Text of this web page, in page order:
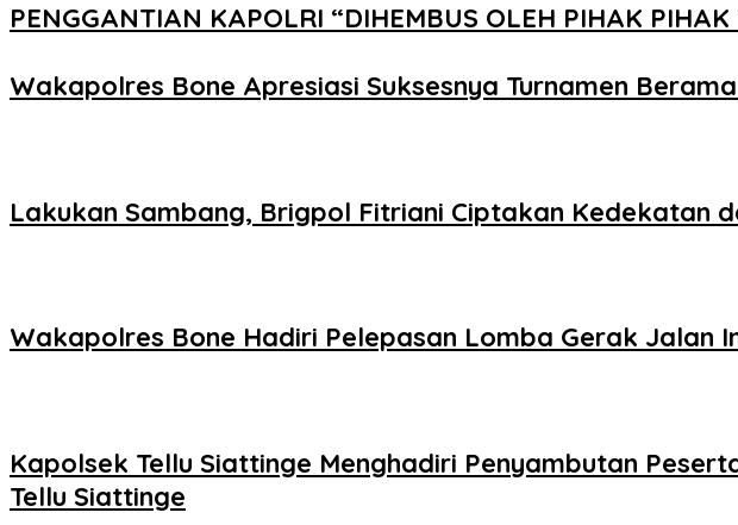
PENGGANTIAN KAPOLRI “DIHEMBUS OLEH PIHAK
Wakapolres Bone Apresiasi Suksesnya Turnamen
Lakukan Sambang, Brigpol Fitriani Ciptakan Kedekatan
Wakapolres Bone Hadiri Pelepasan Lomba Gerak Jalan
Kapolsek Tellu Siattinge Menghadiri Penyambutan
Tellu Siattinge